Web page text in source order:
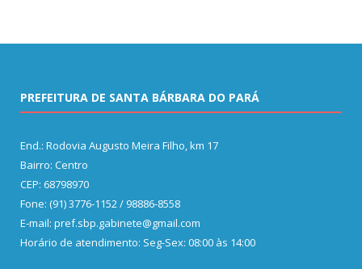
PREFEITURA DE SANTA BÁRBARA DO PARÁ
End.: Rodovia Augusto Meira Filho, km 17
Bairro: Centro
CEP: 68798970
Fone: (91) 3776-1152 / 98886-8558
E-mail: pref.sbp.gabinete@gmail.com
Horário de atendimento: Seg-Sex: 08:00 às 14:00